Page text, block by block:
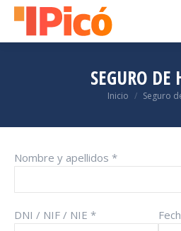
SEGURO DE
Estás aquí:
Inicio Seguro
Nombre y apellidos *
DNI / NIF / NIE *